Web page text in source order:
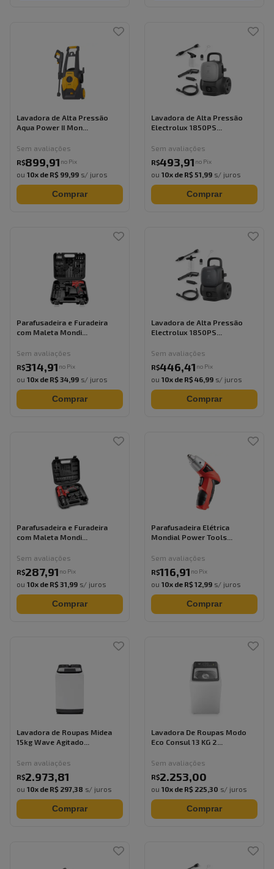
Lavadora de Alta Pressão
Aqua Power II Mon...
Sem avaliações
R$899,91 no Pix
ou 10x de R$ 99,99 s/ juros
Comprar
Lavadora de Alta Pressão
Electrolux 1850PS...
Sem avaliações
R$493,91 no Pix
ou 10x de R$ 51,99 s/ juros
Comprar
Parafusadeira e Furadeira
com Maleta Mondi...
Sem avaliações
R$314,91 no Pix
ou 10x de R$ 34,99 s/ juros
Comprar
Lavadora de Alta Pressão
Electrolux 1850PS...
Sem avaliações
R$446,41 no Pix
ou 10x de R$ 46,99 s/ juros
Comprar
Parafusadeira e Furadeira
com Maleta Mondi...
Sem avaliações
R$287,91 no Pix
ou 10x de R$ 31,99 s/ juros
Comprar
Parafusadeira Elétrica
Mondial Power Tools...
Sem avaliações
R$116,91 no Pix
ou 10x de R$ 12,99 s/ juros
Comprar
Lavadora de Roupas Midea
15kg Wave Agitado...
Sem avaliações
R$2.973,81
ou 10x de R$ 297,38 s/ juros
Comprar
Lavadora De Roupas Modo
Eco Consul 13 KG 2...
Sem avaliações
R$2.253,00
ou 10x de R$ 225,30 s/ juros
Comprar